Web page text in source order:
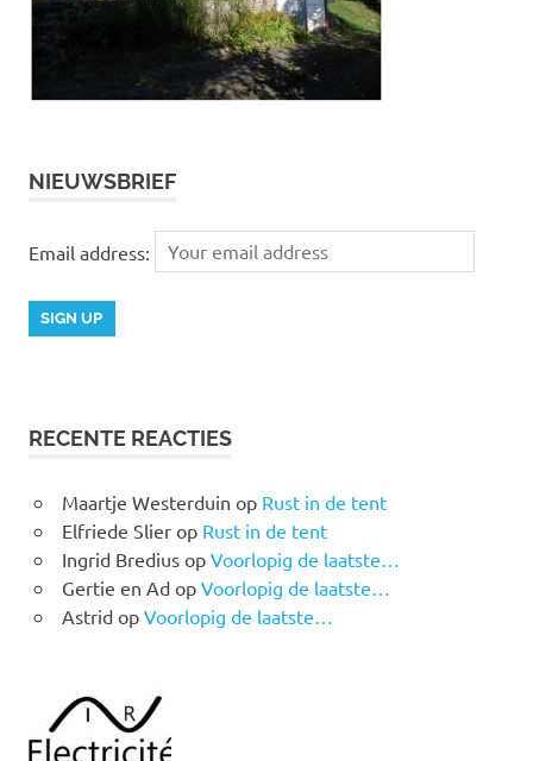
NIEUWSBRIEF
Email address:
RECENTE REACTIES
Maartje Westerduin op Rust in de tent
Elfriede Slierop Rust in de tent
Ingrid Brediusop Voorlopig de laatste…
Gertie en Adop Voorlopig de laatste…
Astridop Voorlopig de laatste…